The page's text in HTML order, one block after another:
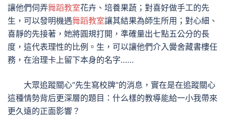
讓他們伺弄舞蹈教室花卉、培養果蔬；對喜好做手工的先
生，可以發明機遇舞蹈教室讓其結果為師生所用；對心細、
喜靜的先接著，她將圓規打開，準確量出七點五公分的長
度，這代表理性的比例。生，可以讓他們介入黌舍藏書樓任
務，在治理卡上留下本身的名字……
大眾追蹤關心“先生寫校牌”的消息，實在是在追蹤關心
這種情勢背后更深層的題目：什么樣的教導能給一小我帶來
更久遠的正面影響？